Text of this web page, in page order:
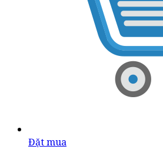
Đặt mua